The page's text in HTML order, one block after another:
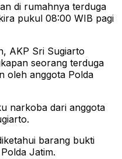
di rumahnya terduga
pukul 08:00 WIB pagi
AKP Sri Sugiarto
seorang terduga
oleh anggota Polda
narkoba dari anggota
barang bukti
Jatim.